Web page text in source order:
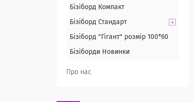
Бізіборд Компакт
Бізіборд Стандарт
Бізіборд "Гігант" розмір 100*60
Бізіборди Новинки
Про нас